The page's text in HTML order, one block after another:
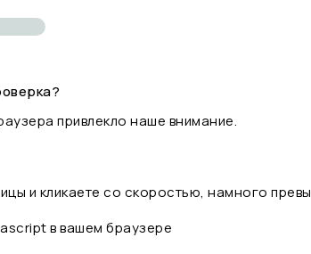
привлекло наше внимание.
и кликаете со скоростью, намного
в вашем браузере